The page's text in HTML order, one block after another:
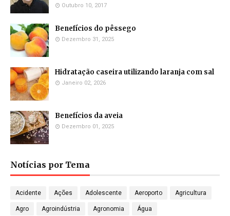
Outubro 10, 2017
Benefícios do pêssego
Dezembro 31, 2025
Hidratação caseira utilizando laranja com sal
Janeiro 02, 2026
Benefícios da aveia
Dezembro 01, 2025
Notícias por Tema
Acidente Ações Adolescente Aeroporto Agricultura
Agro Agroindústria Agronomia Água